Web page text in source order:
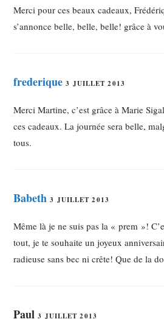
Merci pour ces beaux cadeaux,
s’annonce belle, belle, belle! grâce à
frederique 3 JUILLET 2013
Merci Martine, c’est grâce à Marie
ces cadeaux. La journée sera belle,
tous.
Babeth 3 JUILLET 2013
Même là je ne suis pas la « prem »!
tout, je te souhaite un joyeux
radieuse sans bec ni crête! Que de la
Paul3 JUILLET 2013